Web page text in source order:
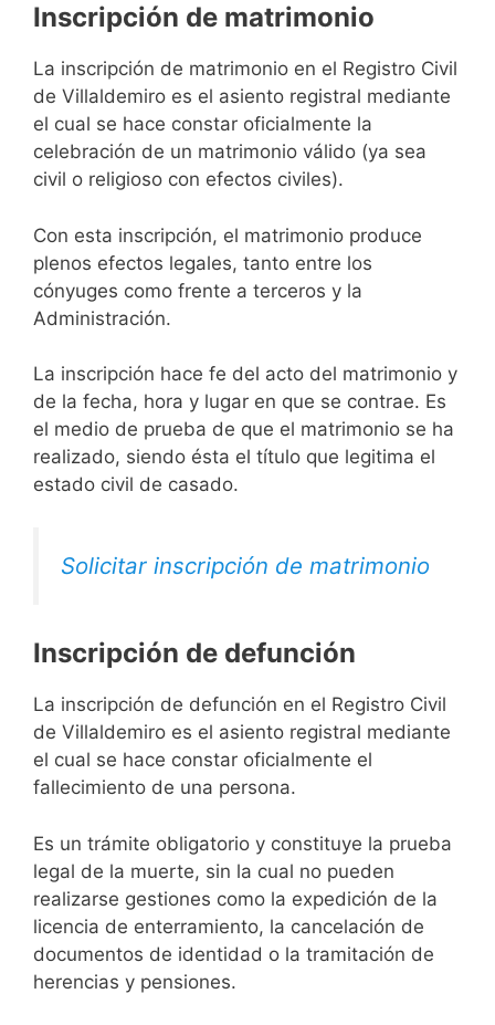
Inscripción de matrimonio
La inscripción de matrimonio en el Registro Civil
de Villaldemiro es el asiento registral mediante
el cual se hace constar oficialmente la
celebración de un matrimonio válido (ya sea
civil o religioso con efectos civiles).
Con esta inscripción, el matrimonio produce
plenos efectos legales, tanto entre los
cónyuges como frente a terceros y la
Administración.
La inscripción hace fe del acto del matrimonio y
de la fecha, hora y lugar en que se contrae. Es
el medio de prueba de que el matrimonio se ha
realizado, siendo ésta el título que legitima el
estado civil de casado.
Solicitar inscripción de matrimonio
Inscripción de defunción
La inscripción de defunción en el Registro Civil
de Villaldemiro es el asiento registral mediante
el cual se hace constar oficialmente el
fallecimiento de una persona.
Es un trámite obligatorio y constituye la prueba
legal de la muerte, sin la cual no pueden
realizarse gestiones como la expedición de la
licencia de enterramiento, la cancelación de
documentos de identidad o la tramitación de
herencias y pensiones.